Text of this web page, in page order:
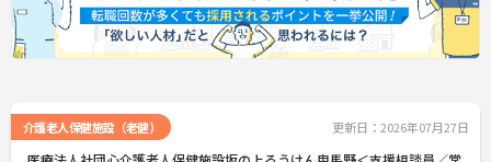
■ 「週3日・1日5時間～」で働きやすい♪
・平日のみ、土日祝のみなど働き方の相談OK
介護老人保健施設（老健） 更新日：2026年07月27日